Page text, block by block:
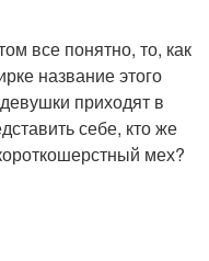
все понятно, то, как
название этого
приходят в
себе, кто же
мех?